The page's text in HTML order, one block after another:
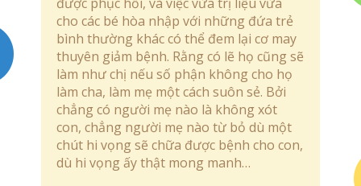
cho các bé hòa nhập với những đứa trẻ
bình thường khác có thể đem lại cơ may
thuyên giảm bệnh. Rằng có lẽ họ cũng sẽ
làm như chị nếu số phận không cho họ
làm cha, làm mẹ một cách suôn sẻ. Bởi
chẳng có người mẹ nào là không xót
con, chẳng người mẹ nào từ bỏ dù một
chút hi vọng sẽ chữa được bệnh cho con,
dù hi vọng ấy thật mong manh…